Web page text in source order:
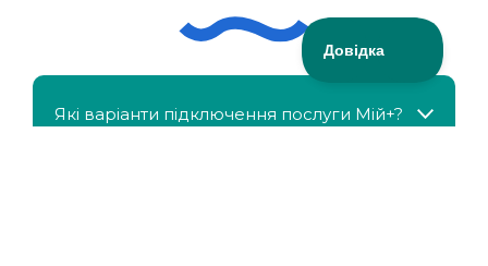
Які варіанти підключення послуги Мій+?